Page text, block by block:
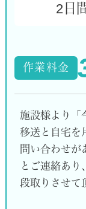
2日
作業料金
施設様より「
移送と自宅を
問い合わせが
とご連絡あ
段取りさせて